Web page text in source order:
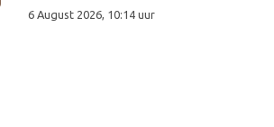
6 August 2026, 10:14 uur